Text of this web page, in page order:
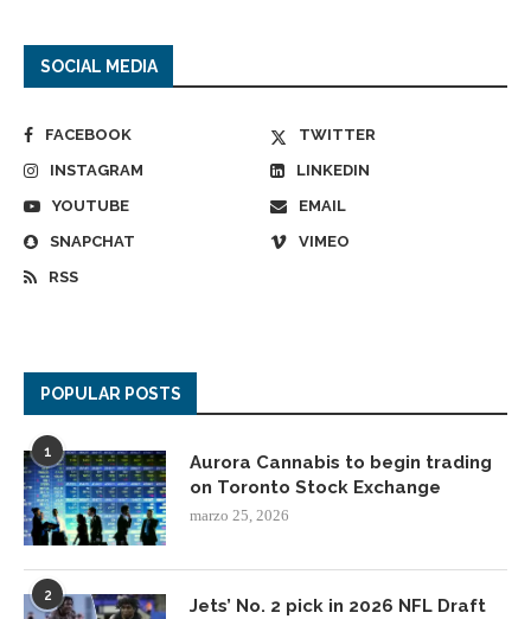
SOCIAL MEDIA
FACEBOOK
TWITTER
INSTAGRAM
LINKEDIN
YOUTUBE
EMAIL
SNAPCHAT
VIMEO
RSS
POPULAR POSTS
1
Aurora Cannabis to begin trading
on Toronto Stock Exchange
marzo 25, 2026
2
Jets’ No. 2 pick in 2026 NFL Draft